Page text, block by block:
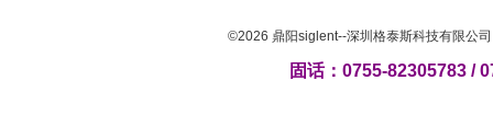
©2026 鼎阳siglent--深圳格泰斯科技有限公
固话：0755-82305783 /